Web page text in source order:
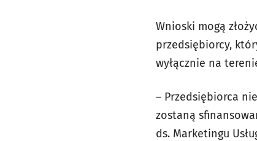
Wnioski mogą
przedsiębiorcy,
wyłącznie na
– Przedsiębiorca
zostaną
ds. Marketingu